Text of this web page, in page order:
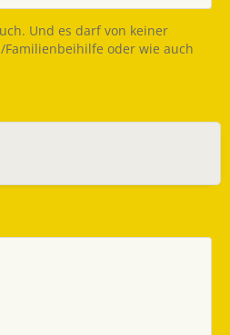
Und es darf von keiner
oder wie auch